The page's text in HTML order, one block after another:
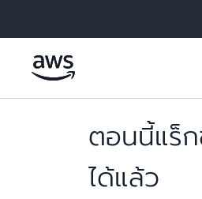
ตอนนี้แร็
ได้แล้ว